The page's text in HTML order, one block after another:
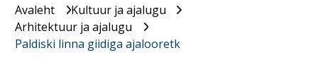
Avaleht
Kultuur ja ajalugu
Arhitektuur ja ajalugu
Paldiski linna giidiga ajalooretk